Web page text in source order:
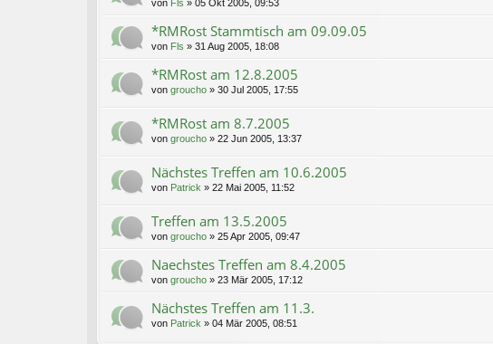
von Fls » 05 Okt 2005, 09:53
*RMRost Stammtisch am 09.09.05
von Fls » 31 Aug 2005, 18:08
*RMRost am 12.8.2005
von groucho » 30 Jul 2005, 17:55
*RMRost am 8.7.2005
von groucho » 22 Jun 2005, 13:37
Nächstes Treffen am 10.6.2005
von Patrick » 22 Mai 2005, 11:52
Treffen am 13.5.2005
von groucho » 25 Apr 2005, 09:47
Naechstes Treffen am 8.4.2005
von groucho » 23 Mär 2005, 17:12
Nächstes Treffen am 11.3.
von Patrick » 04 Mär 2005, 08:51